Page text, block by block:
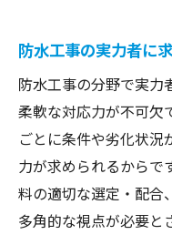
今注目の防水工
防水工事コ
動向
防水工事コ
スの特徴
防水工事業
防水工事の実力者に
防水工事の分野で実力
柔軟な対応力が不可欠
ごとに条件や劣化状況
力が求められるからで
料の適切な選定・配合
多角的な視点が必要と